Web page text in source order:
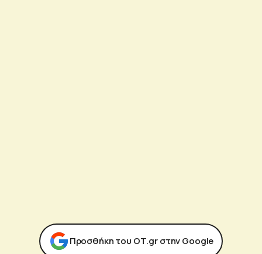
Προσθήκη του ΟΤ.gr στην Google